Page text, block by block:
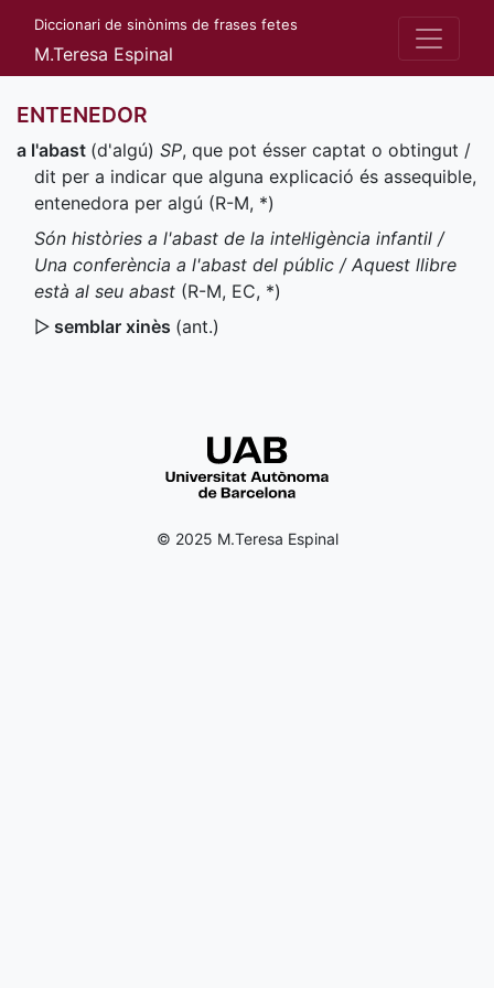
Diccionari de sinònims de frases fetes
M.Teresa Espinal
ENTENEDOR
a l'abast (d'algú) SP, que pot ésser captat o obtingut /
dit per a indicar que alguna explicació és assequible,
entenedora per algú (R-M, *)
Són històries a l'abast de la intel·ligència infantil /
Una conferència a l'abast del públic / Aquest llibre
està al seu abast (R-M, EC, *)
▷ semblar xinès (ant.)
© 2025 M.Teresa Espinal